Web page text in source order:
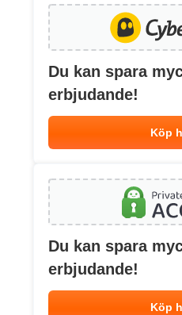
Du kan spara
erbjudande!
Köp
Du kan spara
erbjudande!
Köp